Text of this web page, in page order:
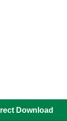
Download